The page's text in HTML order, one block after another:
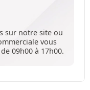
sur notre site ou
vous
09h00 à 17h00.